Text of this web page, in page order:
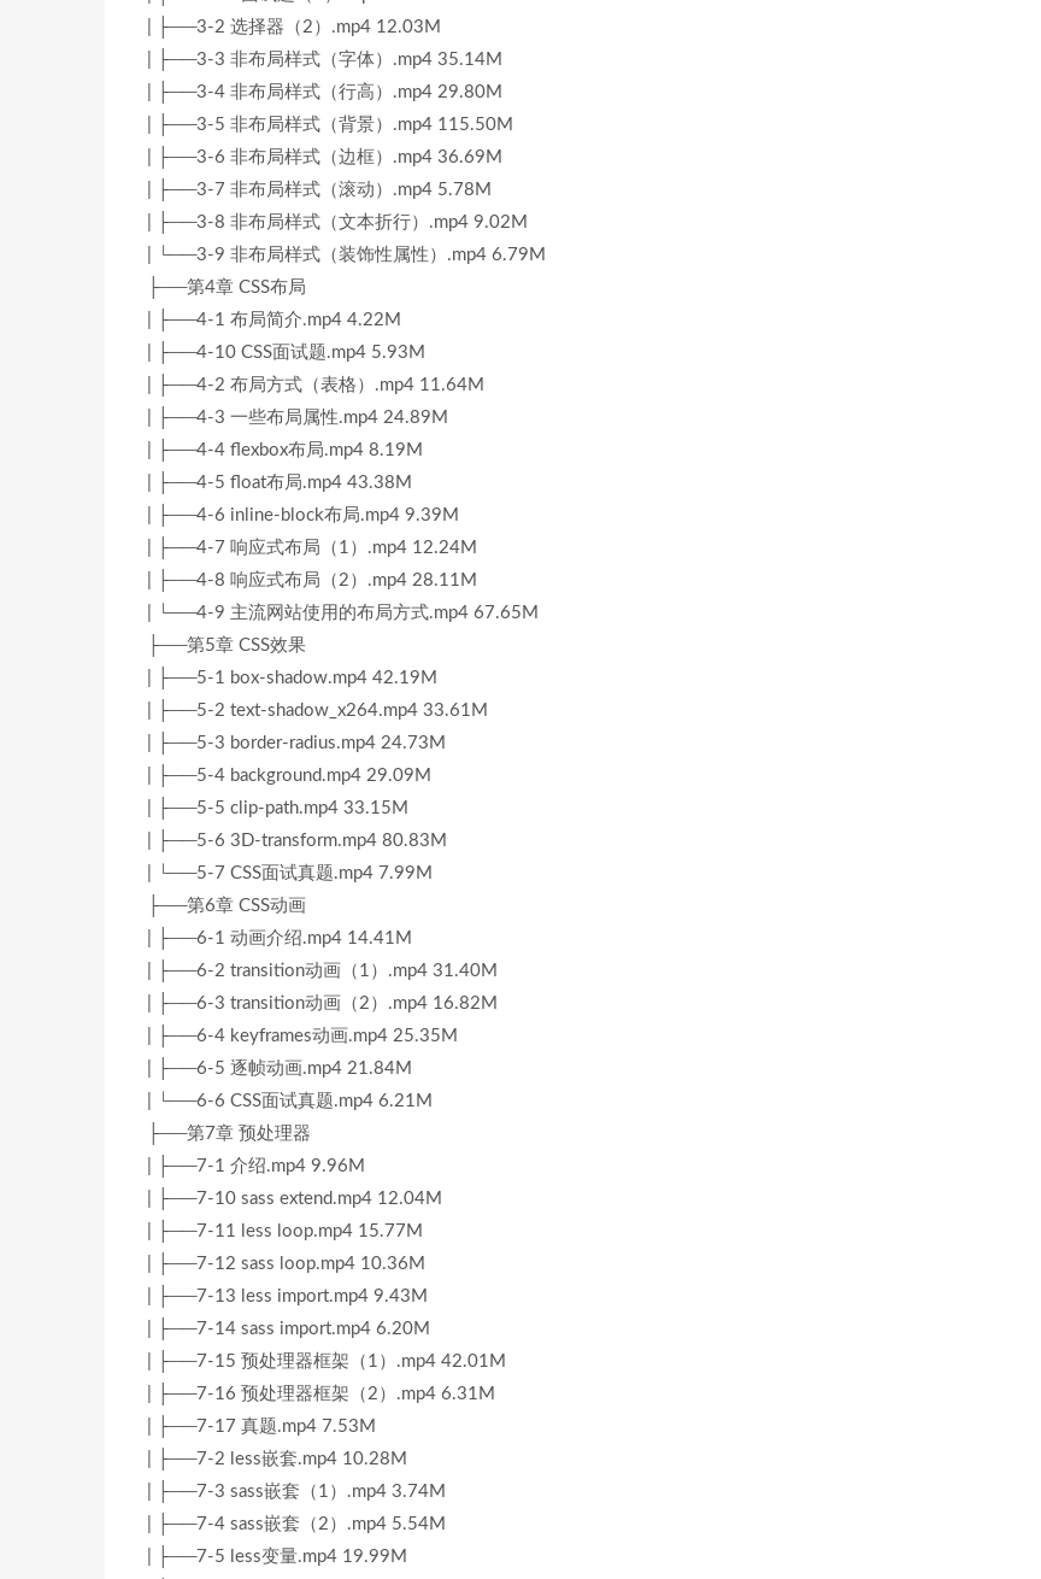
| ├──3-2 选择器（2）.mp4 12.03M
| ├──3-3 非布局样式（字体）.mp4 35.14M
| ├──3-4 非布局样式（行高）.mp4 29.80M
| ├──3-5 非布局样式（背景）.mp4 115.50M
| ├──3-6 非布局样式（边框）.mp4 36.69M
| ├──3-7 非布局样式（滚动）.mp4 5.78M
| ├──3-8 非布局样式（文本折行）.mp4 9.02M
| └──3-9 非布局样式（装饰性属性）.mp4 6.79M
├──第4章 CSS布局
| ├──4-1 布局简介.mp4 4.22M
| ├──4-10 CSS面试题.mp4 5.93M
| ├──4-2 布局方式（表格）.mp4 11.64M
| ├──4-3 一些布局属性.mp4 24.89M
| ├──4-4 flexbox布局.mp4 8.19M
| ├──4-5 float布局.mp4 43.38M
| ├──4-6 inline-block布局.mp4 9.39M
| ├──4-7 响应式布局（1）.mp4 12.24M
| ├──4-8 响应式布局（2）.mp4 28.11M
| └──4-9 主流网站使用的布局方式.mp4 67.65M
├──第5章 CSS效果
| ├──5-1 box-shadow.mp4 42.19M
| ├──5-2 text-shadow_x264.mp4 33.61M
| ├──5-3 border-radius.mp4 24.73M
| ├──5-4 background.mp4 29.09M
| ├──5-5 clip-path.mp4 33.15M
| ├──5-6 3D-transform.mp4 80.83M
| └──5-7 CSS面试真题.mp4 7.99M
├──第6章 CSS动画
| ├──6-1 动画介绍.mp4 14.41M
| ├──6-2 transition动画（1）.mp4 31.40M
| ├──6-3 transition动画（2）.mp4 16.82M
| ├──6-4 keyframes动画.mp4 25.35M
| ├──6-5 逐帧动画.mp4 21.84M
| └──6-6 CSS面试真题.mp4 6.21M
├──第7章 预处理器
| ├──7-1 介绍.mp4 9.96M
| ├──7-10 sass extend.mp4 12.04M
| ├──7-11 less loop.mp4 15.77M
| ├──7-12 sass loop.mp4 10.36M
| ├──7-13 less import.mp4 9.43M
| ├──7-14 sass import.mp4 6.20M
| ├──7-15 预处理器框架（1）.mp4 42.01M
| ├──7-16 预处理器框架（2）.mp4 6.31M
| ├──7-17 真题.mp4 7.53M
| ├──7-2 less嵌套.mp4 10.28M
| ├──7-3 sass嵌套（1）.mp4 3.74M
| ├──7-4 sass嵌套（2）.mp4 5.54M
| ├──7-5 less变量.mp4 19.99M